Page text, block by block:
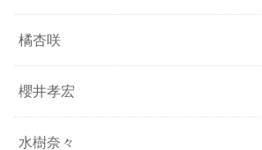
橘杏咲
櫻井孝宏
水樹奈々